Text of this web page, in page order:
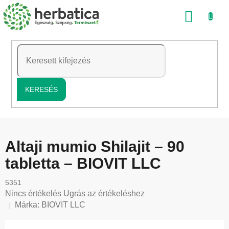
Ugrás
a
tartalomhoz
KERESÉS
Altaji mumio Shilajit – 90
tabletta – BIOVIT LLC
5351
A
termék
Nincs értékelés Ugrás az értékeléshez
Márka: BIOVIT LLC